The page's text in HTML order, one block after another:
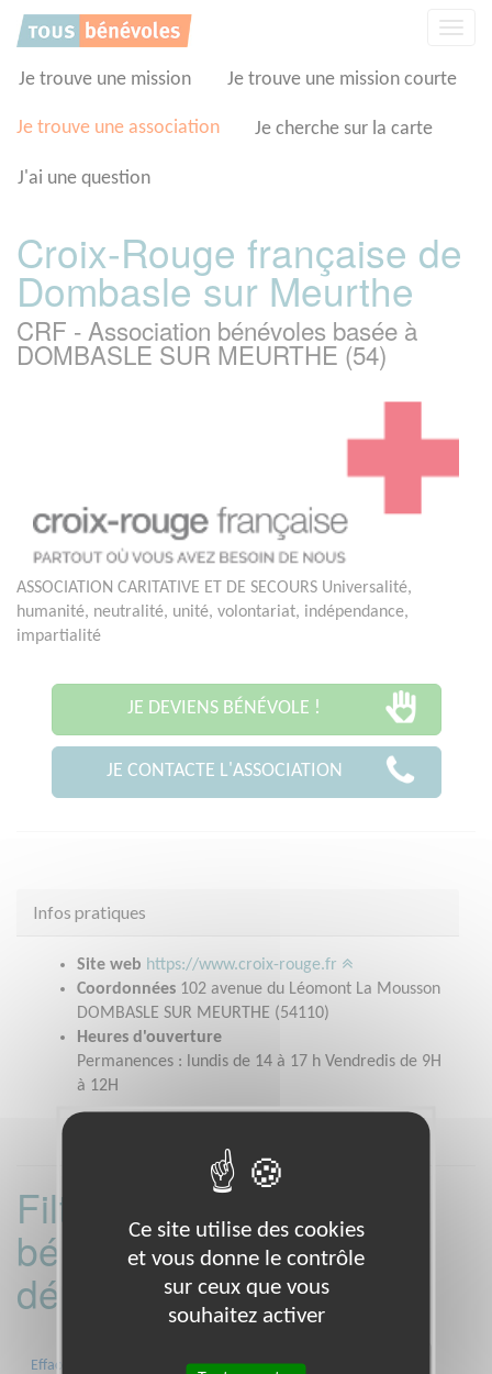
Je trouve une mission Je trouve une mission courte
Je trouve une association Je cherche sur la carte
J'ai une question
Croix-Rouge française de
Dombasle sur Meurthe
CRF - Association bénévoles basée à
DOMBASLE SUR MEURTHE (54)
ASSOCIATION CARITATIVE ET DE SECOURS Universalité,
humanité, neutralité, unité, volontariat, indépendance,
impartialité
JE DEVIENS BÉNÉVOLE !
JE CONTACTE L'ASSOCIATION
Infos pratiques
Site web https://www.croix-rouge.fr
Coordonnées 102 avenue du Léomont La Mousson
DOMBASLE SUR MEURTHE (54110)
Heures d'ouverture
Permanences : lundis de 14 à 17 h Vendredis de 9H
à 12H
Filtrer les missions
bénévoles par
département :
Effacer 13 15
Panneau de gestion des cookies
Ce site utilise des cookies
et vous donne le contrôle
sur ceux que vous
souhaitez activer